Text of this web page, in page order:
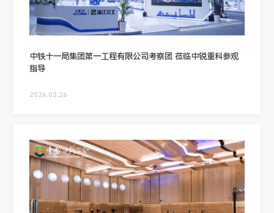
中铁十一局集团第一工程有限公司考察团 莅临中锐重科参观
指导
2026.03.26